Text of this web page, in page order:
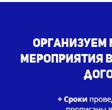
Организуем
мероприятия